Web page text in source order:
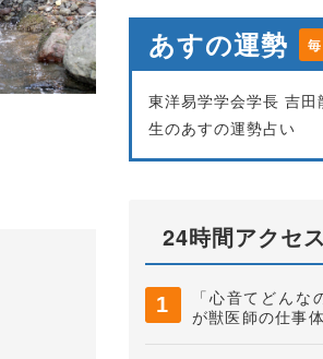
あすの運勢
東洋易学学会学長 吉田
生のあすの運勢占い
24時間アクセ
「心音てどん
が獣医師の仕事